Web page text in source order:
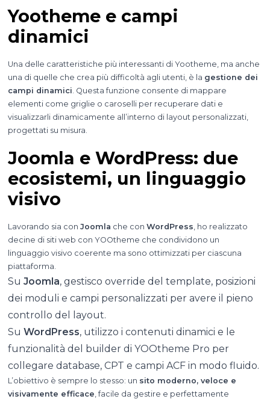
Yootheme e campi
dinamici
Una delle caratteristiche più interessanti di Yootheme, ma anche
una di quelle che crea più difficoltà agli utenti, è la gestione dei
campi dinamici . Questa funzione consente di mappare
elementi come griglie o caroselli per recuperare dati e
visualizzarli dinamicamente all’interno di layout personalizzati,
progettati su misura.
Joomla e WordPress: due
ecosistemi, un linguaggio
visivo
Lavorando sia con Joomla che con WordPress , ho realizzato
decine di siti web con YOOtheme che condividono un
linguaggio visivo coerente ma sono ottimizzati per ciascuna
piattaforma.
Su Joomla, gestisco override del template, posizioni
dei moduli e campi personalizzati per avere il pieno
controllo del layout.
Su WordPress, utilizzo i contenuti dinamici e le
funzionalità del builder di YOOtheme Pro per
collegare database, CPT e campi ACF in modo fluido.
L’obiettivo è sempre lo stesso: un sito moderno, veloce e
visivamente efficace , facile da gestire e perfettamente